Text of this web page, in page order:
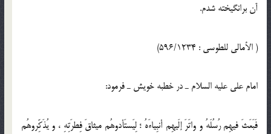
آن برانگيخته شدم.
( الأمالي للطوسي : 596/1234)
امام على عليه السلام ـ در خطبه خويش ـ فرمود:
فَبَعَثَ فيهِم رُسُلَهُ و واتَرَ إلَيهِم أنبِياءَهُ ؛ لِيَستَأدوهُم ميثاقَ فِطرَتِهِ ، و يُذَكِّروهُم